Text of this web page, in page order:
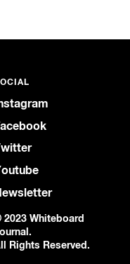
2023 Whiteboard
Rights Reserved.